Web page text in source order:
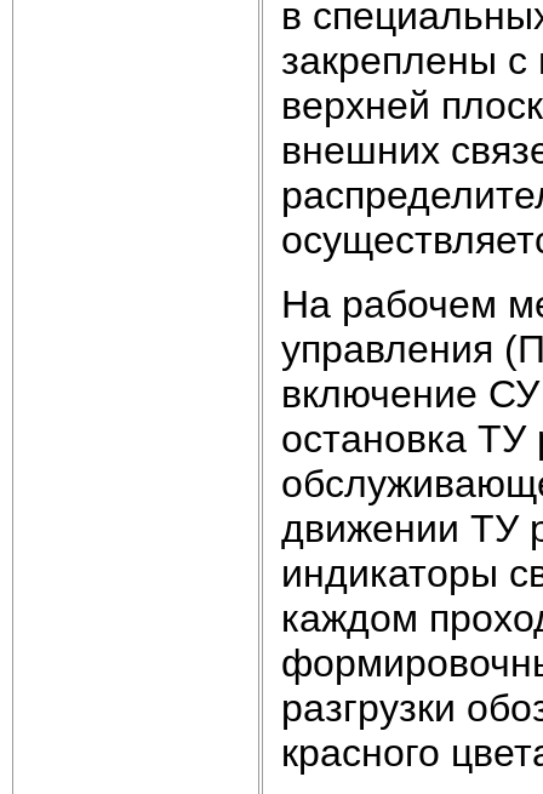
в
закреплены
верхней
внешних
На рабочем
управления
включение
остановка ТУ
движении ТУ
индикаторы
каждом
разгрузки
красного